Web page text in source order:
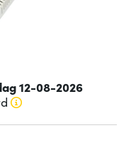
12-08-2026